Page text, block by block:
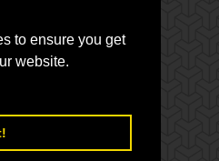
to ensure you get
website.